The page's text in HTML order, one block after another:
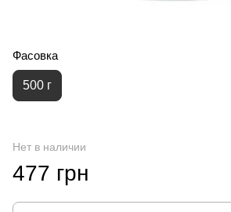
Фасовка
500 г
Нет в наличии
477 грн